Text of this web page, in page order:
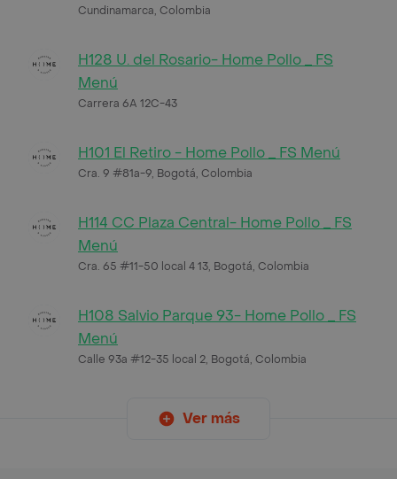
Cundinamarca, Colombia
H128 U. del Rosario- Home Pollo _ FS
Menú
Carrera 6A 12C-43
H101 El Retiro - Home Pollo _ FS Menú
Cra. 9 #81a-9, Bogotá, Colombia
H114 CC Plaza Central- Home Pollo _ FS
Menú
Cra. 65 #11-50 local 4 13, Bogotá, Colombia
H108 Salvio Parque 93- Home Pollo _ FS
Menú
Calle 93a #12-35 local 2, Bogotá, Colombia
Ver más